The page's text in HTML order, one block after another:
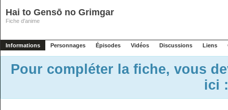
Hai to Gensō no Grimgar
Fiche d'anime
Informations Personnages Épisodes Vidéos Discussions Liens
Pour compléter la fiche, vous
ici